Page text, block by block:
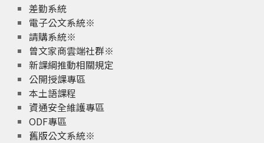
差勤系統
電子公文系統※
請購系統※
曾文家商雲端社群※
新課綱推動相關規定
公開授課專區
本土語課程
資通安全維護專區
ODF專區
舊版公文系統※